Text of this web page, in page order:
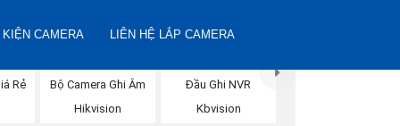
KIỆN CAMERA LIÊN HỆ LẮP CAMERA
Rẻ
Bộ Camera Ghi Âm
Hikvision
Đầu Ghi NVR
Kbvision